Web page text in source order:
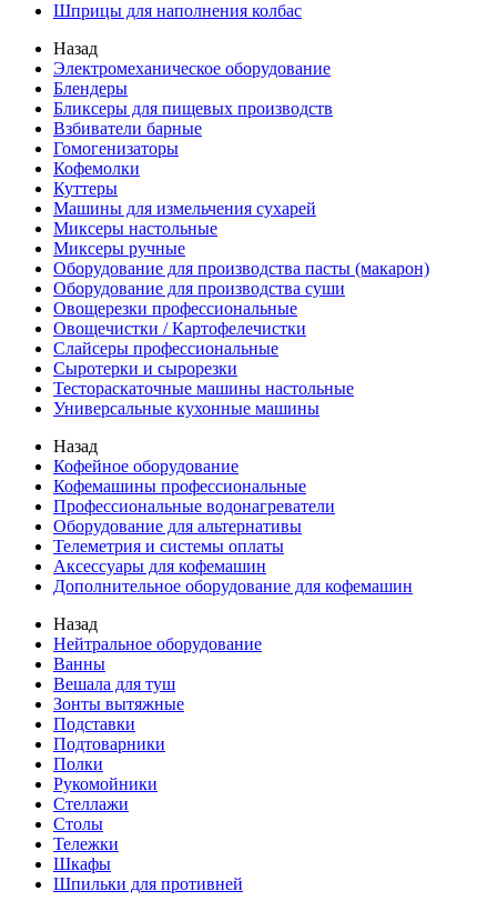
Шприцы для наполнения колбас
Назад
Электромеханическое оборудование
Блендеры
Бликсеры для пищевых производств
Взбиватели барные
Гомогенизаторы
Кофемолки
Куттеры
Машины для измельчения сухарей
Миксеры настольные
Миксеры ручные
Оборудование для производства пасты (макарон)
Оборудование для производства суши
Овощерезки профессиональные
Овощечистки / Картофелечистки
Слайсеры профессиональные
Сыротерки и сырорезки
Тестораскаточные машины настольные
Универсальные кухонные машины
Назад
Кофейное оборудование
Кофемашины профессиональные
Профессиональные водонагреватели
Оборудование для альтернативы
Телеметрия и системы оплаты
Аксессуары для кофемашин
Дополнительное оборудование для кофемашин
Назад
Нейтральное оборудование
Ванны
Вешала для туш
Зонты вытяжные
Подставки
Подтоварники
Полки
Рукомойники
Стеллажи
Столы
Тележки
Шкафы
Шпильки для противней